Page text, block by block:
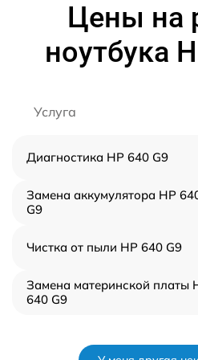
Цены на
ноутбука
Услуга
Диагностика HP 640 G9
Замена аккумулятора HP
G9
Чистка от пыли HP 640 G9
Замена материнской платы
640 G9